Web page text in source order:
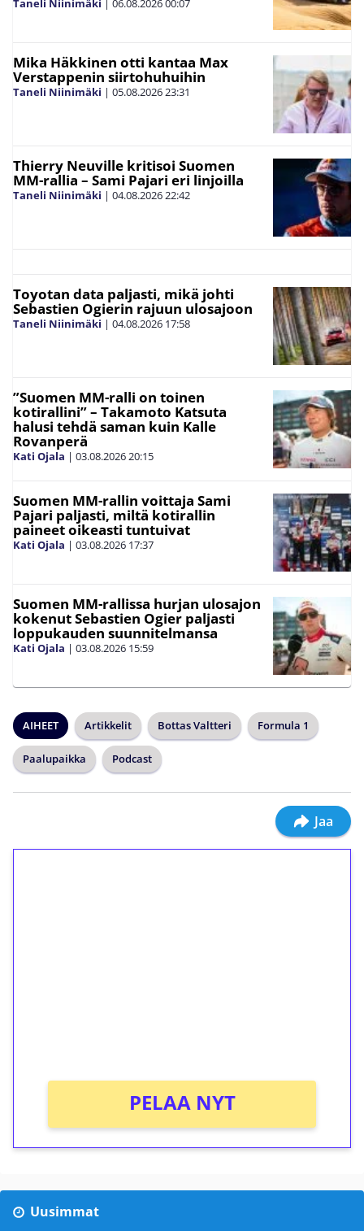
Taneli Niinimäki 06.08.202600:07
Mika Häkkinen otti kantaa Max
Verstappenin siirtohuhuihin
Taneli Niinimäki | 05.08.202623:31
Thierry Neuville kritisoi Suomen
MM-rallia – Sami Pajari eri linjoilla
Taneli Niinimäki | 04.08.202622:42
Toyotan data paljasti, mikä johti
Sebastien Ogierin rajuun ulosajoon
Taneli Niinimäki | 04.08.2026 17:58
”Suomen MM-ralli on toinen
kotirallini” – Takamoto Katsuta
halusi tehdä saman kuin Kalle
Rovanperä
Kati Ojala | 03.08.202620:15
Suomen MM-rallin voittaja Sami
Pajari paljasti, miltä kotirallin
paineet oikeasti tuntuivat
Kati Ojala | 03.08.2026 17:37
Suomen MM-rallissa hurjan ulosajon
kokenut Sebastien Ogier paljasti
loppukauden suunnitelmansa
Kati Ojala | 03.08.2026 15:59
AIHEET Artikkelit Bottas Valtteri Formula 1
Paalupaikka Podcast
Jaa
PELAA NYT
Uusimmat